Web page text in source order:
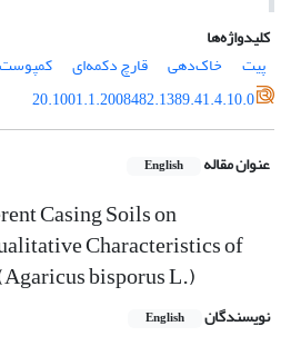
کلیدواژه‌ها
پیت
خاک‌دهی قارچ دکمه‌ای
20.1001.1.2008482.1389.41.4.10.0
عنوان مقاله English
Casing Soils on
Characteristics of
bisporus L.)
نویسندگان English